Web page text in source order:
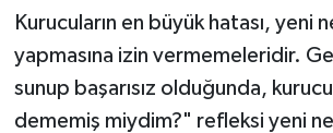
Kurucuların en büyük hatası, yeni
yapmasına izin vermemeleridir.
sunup başarısız olduğunda,
dememiş miydim?" refleksi yeni